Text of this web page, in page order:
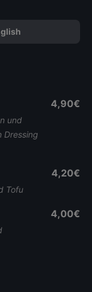
und
Dressing
4,90€
Tofu
4,20€
4,00€